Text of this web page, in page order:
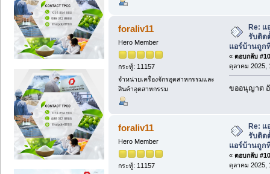
foraliv11
Hero Member
กระทู้: 11157
จำหน่ายเครื่องจักรอุตสาหกรรมและ
สินค้าอุตสาหกรรม
Re: แ
รับติด
แอร์บ้านถูก
« ตอบกลับ
ตุลาคม 2025,
ขออนุญาต
foraliv11
Hero Member
กระทู้: 11157
Re:
รับติด
แอร์บ้านถูก
« ตอบกลับ
ตุลาคม 2025,